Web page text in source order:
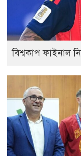
বিশ্বকাপ ফাইনাল